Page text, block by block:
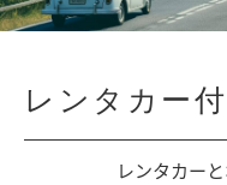
レンタカー
レンタカー